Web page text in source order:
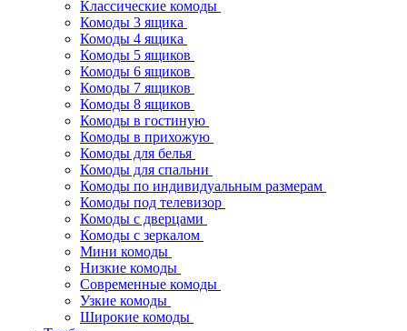
Классические комоды
Комоды 3 ящика
Комоды 4 ящика
Комоды 5 ящиков
Комоды 6 ящиков
Комоды 7 ящиков
Комоды 8 ящиков
Комоды в гостиную
Комоды в прихожую
Комоды для белья
Комоды для спальни
Комоды по индивидуальным размерам
Комоды под телевизор
Комоды с дверцами
Комоды с зеркалом
Мини комоды
Низкие комоды
Современные комоды
Узкие комоды
Широкие комоды